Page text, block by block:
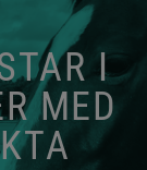
I
MED